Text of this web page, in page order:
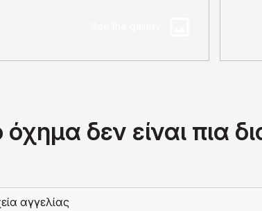
όχημα δεν είναι πια
αγγελίας